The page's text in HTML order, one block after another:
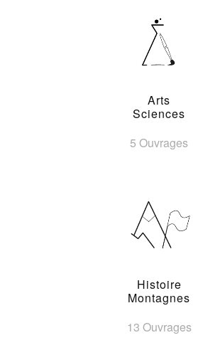
Arts
Sciences
5 Ouvrages
Histoire
Montagnes
13 Ouvrages